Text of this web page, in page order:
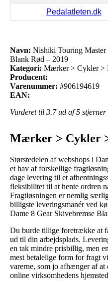
Pedalatleten.dk
Navn: Nishiki Touring Master
Blank Rød – 2019
Kategori: Mærker > Cykler >
Producent:
Varenummer: #906194619
EAN:
Vurderet til 3.7ud af 5 stjerner
Mærker > Cykler
Størstedelen af webshops i
et hav af forskellige
dage levering til et
fleksibilitet til at hente ordren
Fragtløsningen er nemlig
billigste leveringsmanér ved
Dame 8 Gear Skivebremse
Du burde tillige foretrække at
ud til din arbejdsplads.
en tak mindre prisbillig, men
mest betalelige form for fragt
varerne, som jo afhænger af
online virksomhedens